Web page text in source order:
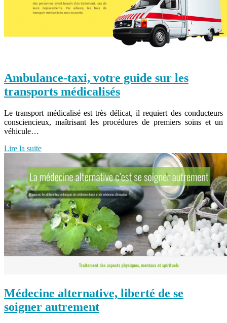
Ambulance-taxi, votre guide sur les
transports médicalisés
Le transport médicalisé est très délicat, il requiert des conducteurs
consciencieux, maîtrisant les procédures de premiers soins et un
véhicule…
Lire la suite
Médecine alternative, liberté de se
soigner autrement